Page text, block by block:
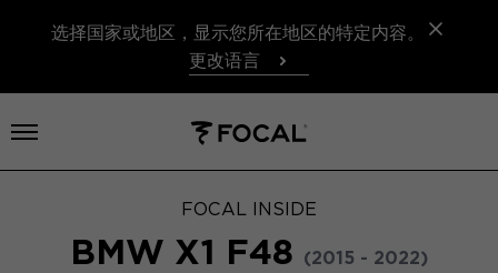
选择国家或地区，显示您所在地区的特定内容。
更改语言
打开菜单
FOCAL INSIDE
BMW X1 F48 (2015 - 2022)